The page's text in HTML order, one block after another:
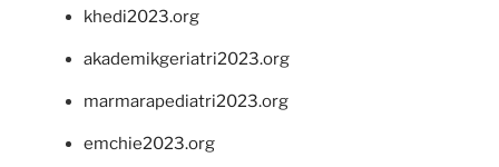
khedi2023.org
akademikgeriatri2023.org
marmarapediatri2023.org
emchie2023.org